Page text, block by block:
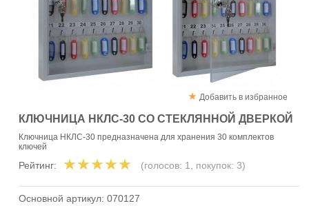
Добавить в избранное
КЛЮЧНИЦА НКЛС-30 СО СТЕКЛЯННОЙ ДВЕРКОЙ
Ключница НКЛС-30 предназначена для хранения 30 комплектов
ключей
Рейтинг: (голосов: 1, покупок: 3)
Основной артикул: 070127